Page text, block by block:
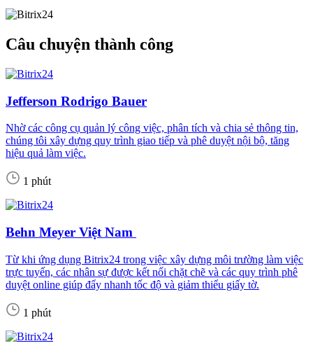
Câu chuyện thành công
Jefferson Rodrigo Bauer
Nhờ các công cụ quản lý công việc, phân tích và chia sẻ thông tin,
chúng tôi xây dựng quy trình giao tiếp và phê duyệt nội bộ, tăng
hiệu quả làm việc.
1 phút
Behn Meyer Việt Nam
Từ khi ứng dụng Bitrix24 trong việc xây dựng môi trường làm việc
trực tuyến, các nhân sự được kết nối chặt chẽ và các quy trình phê
duyệt online giúp đẩy nhanh tốc độ và giảm thiểu giấy tờ.
1 phút